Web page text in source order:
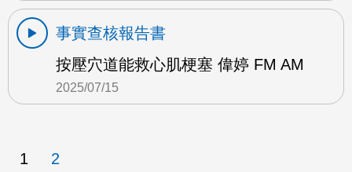
事實查核報告書
按壓穴道能救心肌梗塞 偉婷 FM AM
2025/07/15
1 2